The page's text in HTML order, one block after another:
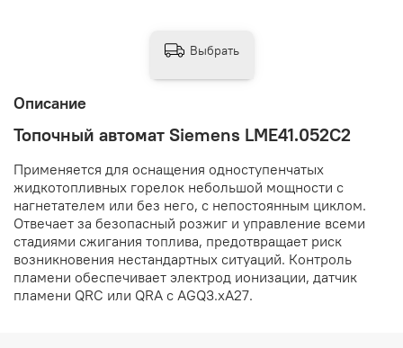
Описание
Топочный автомат Siemens LME41.052C2
Применяется для оснащения одноступенчатых
жидкотопливных горелок небольшой мощности с
нагнетателем или без него, с непостоянным циклом.
Отвечает за безопасный розжиг и управление всеми
стадиями сжигания топлива, предотвращает риск
возникновения нестандартных ситуаций. Контроль
пламени обеспечивает электрод ионизации, датчик
пламени QRC или QRA с AGQ3.хА27.
Выбрать